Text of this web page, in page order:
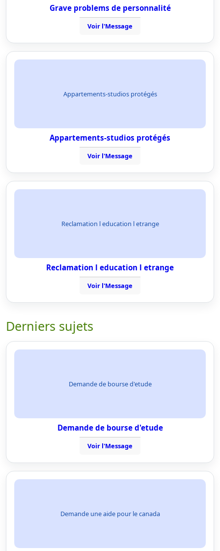
Grave problems de personnalité
Voir l'Message
Appartements-studios protégés
Appartements-studios protégés
Voir l'Message
Reclamation l education l etrange
Reclamation l education l etrange
Voir l'Message
Derniers sujets
Demande de bourse d'etude
Demande de bourse d'etude
Voir l'Message
Demande une aide pour le canada